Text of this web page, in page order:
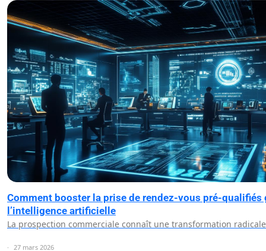
Comment booster la prise de rendez-vous pré-qualifiés
l’intelligence artificielle
La prospection commerciale connaît une transformation
27 mars 2026